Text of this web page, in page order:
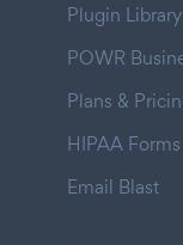
Plugin Library
POWR
Plans &
HIPAA Forms
Email Blast